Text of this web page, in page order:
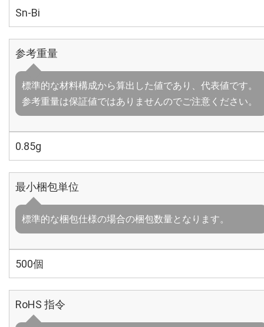
Sn-Bi
参考重量
標準的な材料構成から算出した値であり、代表値です。
参考重量は保証値ではありませんのでご注意ください。
0.85g
最小梱包単位
標準的な梱包仕様の場合の梱包数量となります。
500個
RoHS 指令